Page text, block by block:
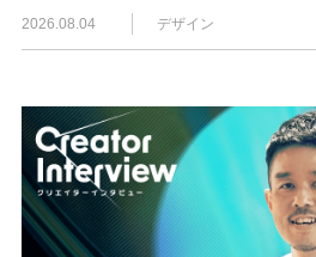
2026.08.04
デザイン